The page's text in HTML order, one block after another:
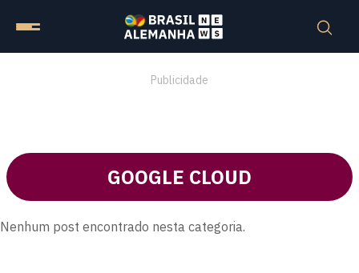
Publicidade
GOOGLE CLOUD
Nenhum post encontrado nesta categoria.